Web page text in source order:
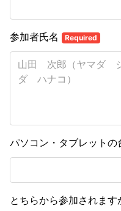
参加者氏名 Required
パソコン・タブレットの
とちらから参加されます